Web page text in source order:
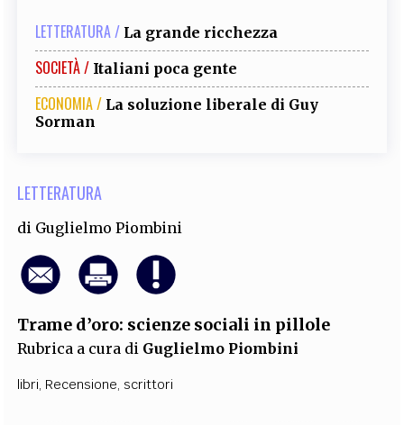
LETTERATURA / La grande ricchezza
SOCIETÀ / Italiani poca gente
ECONOMIA / La soluzione liberale di Guy
Sorman
LETTERATURA
di Guglielmo Piombini
Trame d’oro: scienze sociali in pillole
Rubrica a cura di Guglielmo Piombini
libri, Recensione,scrittori